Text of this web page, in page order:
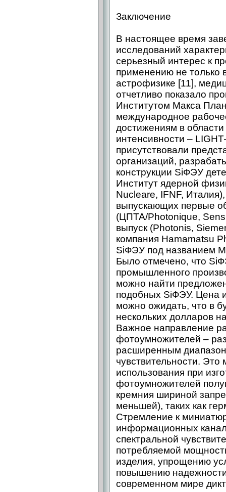
Заключение
В настоящее время
исследований
серьезный интерес к
применению не только
астрофизике [11],
отчетливо показало
Институтом Макса
международное
достижениям в
интенсивности –
присутствовали
организаций,
конструкции SiФЭУ
Институт ядерной
Nucleare, IFNF,
выпускающих первые
(ЦПТА/Photonique,
выпуск (Photonis,
компания Hamamatsu
SiФЭУ под названием
Было отмечено, что
промышленного
можно найти
подобных SiФЭУ. Цена
можно ожидать, что в
нескольких долларов
Важное направление
фотоумножителей –
расширенным
чувствительности. Это
использования при
фотоумножителей
кремния шириной
меньшей), таких как
Стремление к
информационных
спектральной
потребляемой
изделия, упрощению
повышению
современном мире